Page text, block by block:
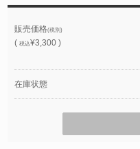
販売価格(税別)
(税込¥3,300 )
在庫状態